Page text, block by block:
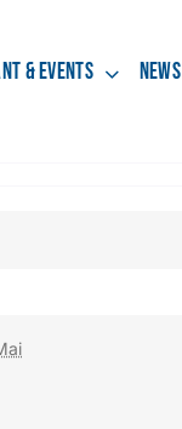
& Events News